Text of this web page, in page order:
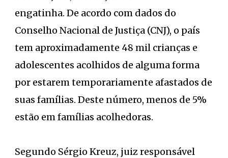
engatinha. De acordo com dados do
Conselho Nacional de Justiça (CNJ), o país
tem aproximadamente 48 mil crianças e
adolescentes acolhidos de alguma forma
por estarem temporariamente afastados de
suas famílias. Deste número, menos de 5%
estão em famílias acolhedoras.
Segundo Sérgio Kreuz, juiz responsável